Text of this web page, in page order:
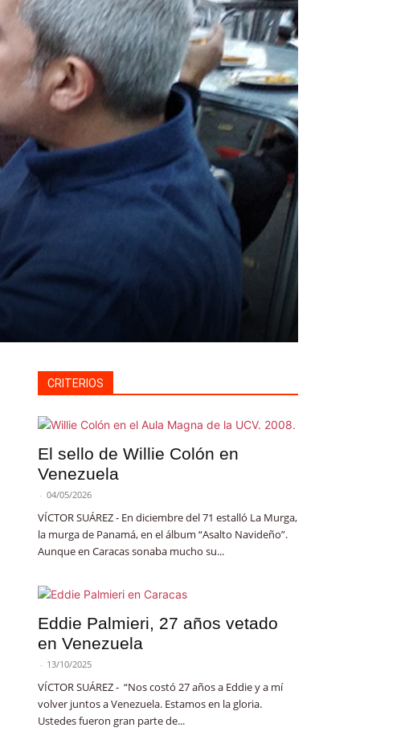
CRITERIOS
El sello de Willie Colón en
Venezuela
- 04/05/2026
VÍCTOR SUÁREZ - En diciembre del 71 estalló La Murga,
la murga de Panamá, en el álbum “Asalto Navideño”.
Aunque en Caracas sonaba mucho su...
Eddie Palmieri, 27 años vetado
en Venezuela
- 13/10/2025
VÍCTOR SUÁREZ - “Nos costó 27 años a Eddie y a mí
volver juntos a Venezuela. Estamos en la gloria.
Ustedes fueron gran parte de...